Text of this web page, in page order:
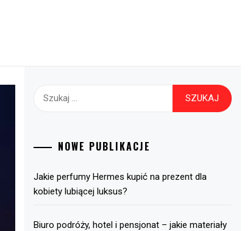
Szukaj:
NOWE PUBLIKACJE
Jakie perfumy Hermes kupić na prezent dla
kobiety lubiącej luksus?
Biuro podróży, hotel i pensjonat – jakie materiały